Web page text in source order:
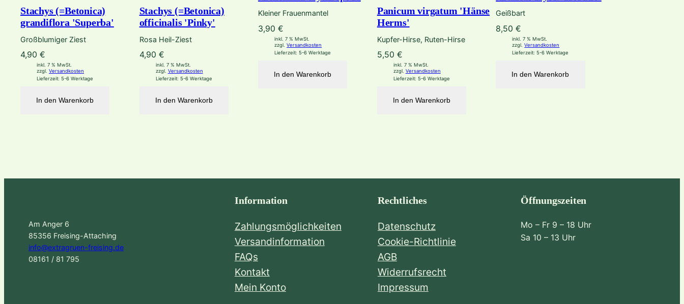
Stachys (=Betonica)
grandiflora 'Superba'
Großblumiger Ziest
4,90 €
inkl. 7 % MwSt.
zzgl. Versandkosten
Lieferzeit: 5-6 Werktage
In den Warenkorb
Stachys (=Betonica)
officinalis 'Pinky'
Rosa Heil-Ziest
4,90 €
inkl. 7 % MwSt.
zzgl. Versandkosten
Lieferzeit: 5-6 Werktage
In den Warenkorb
Kleiner Frauenmantel
3,90€
inkl. 7 % MwSt.
zzgl.Versandkosten
Lieferzeit:5-6 Werktage
In den Warenkorb
Panicum virgatum 'Hänse
Herms'
Kupfer-Hirse, Ruten-Hirse
5,50 €
inkl. 7 % MwSt.
zzgl. Versandkosten
Lieferzeit: 5-6 Werktage
In den Warenkorb
Geißbart
8,50€
inkl. 7 % MwSt.
zzgl.Versandkosten
Lieferzeit:5-6 Werktage
In den Warenkorb
Am Anger 6
85356 Freising-Attaching
info@extragruen-freising.de
08161 / 81 795
Information
Zahlungsmöglichkeiten
Versandinformation
FAQs
Kontakt
Mein Konto
Rechtliches
Datenschutz
Cookie-Richtlinie
AGB
Widerrufsrecht
Impressum
Öffnungszeiten
Mo – Fr 9 – 18 Uhr
Sa 10 – 13 Uhr